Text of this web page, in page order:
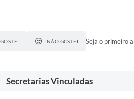
GOSTEI NÃO GOSTEI Seja o primeiro
Secretarias Vinculadas